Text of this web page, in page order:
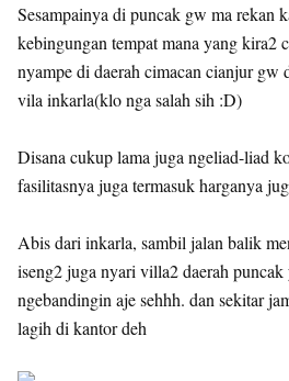
Sesampainya di puncak gw ma rekan
kebingungan tempat mana yang kira2
nyampe di daerah cimacan cianjur gw
vila inkarla(klo nga salah sih :D)
Disana cukup lama juga ngeliad-liad
fasilitasnya juga termasuk harganya
Abis dari inkarla, sambil jalan balik
iseng2 juga nyari villa2 daerah puncak
ngebandingin aje sehhh. dan sekitar
lagih di kantor deh